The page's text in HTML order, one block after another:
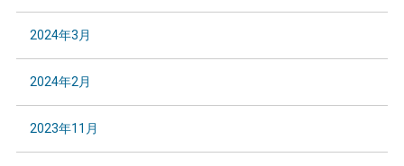
2024年3月
2024年2月
2023年11月